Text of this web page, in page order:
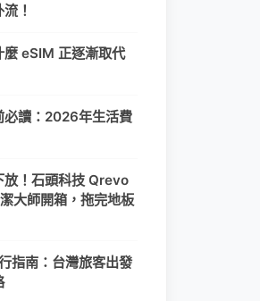
！
麼 eSIM 正逐漸取代
必讀：2026年生活費
放！石頭科技 Qrevo
大師開箱，拖完地板
指南：台灣旅客出發